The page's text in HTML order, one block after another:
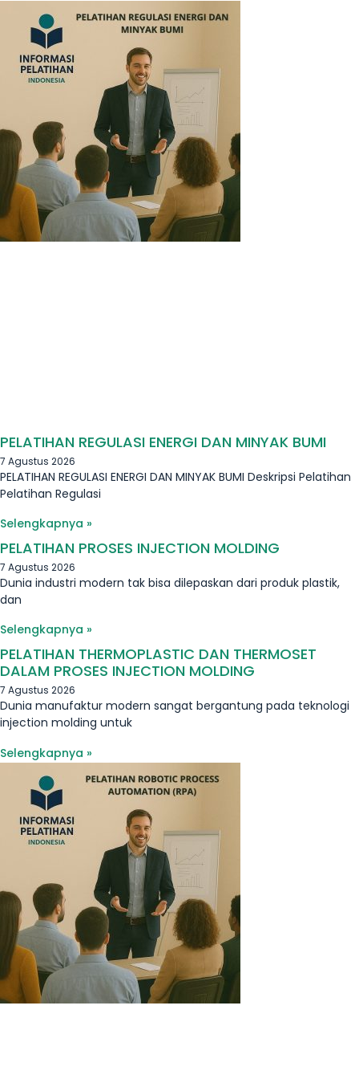
PELATIHAN REGULASI ENERGI DAN MINYAK BUMI
7 Agustus 2026
PELATIHAN REGULASI ENERGI DAN MINYAK BUMI Deskripsi Pelatihan
Pelatihan Regulasi
Selengkapnya »
PELATIHAN PROSES INJECTION MOLDING
7 Agustus 2026
Dunia industri modern tak bisa dilepaskan dari produk plastik,
dan
Selengkapnya »
PELATIHAN THERMOPLASTIC DAN THERMOSET
DALAM PROSES INJECTION MOLDING
7 Agustus 2026
Dunia manufaktur modern sangat bergantung pada teknologi
injection molding untuk
Selengkapnya »